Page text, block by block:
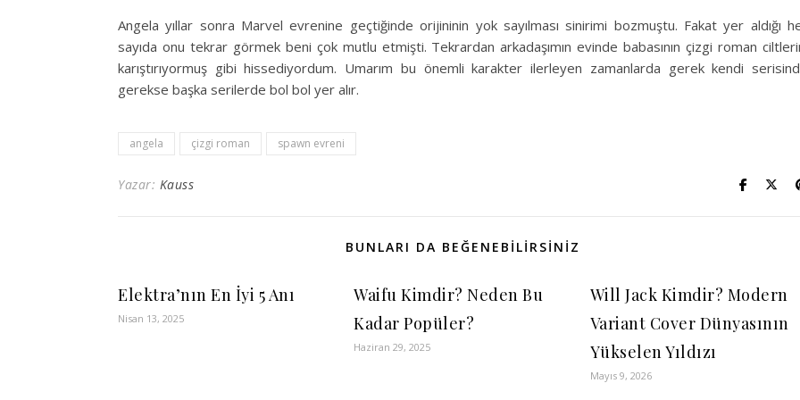
Angela yıllar sonra Marvel evrenine geçtiğinde orijininin yok sayılması sinirimi bozmuştu. Fakat yer aldığı
sayıda onu tekrar görmek beni çok mutlu etmişti. Tekrardan arkadaşımın evinde babasının çizgi roman
karıştırıyormuş gibi hissediyordum. Umarım bu önemli karakter ilerleyen zamanlarda gerek kendi
gerekse başka serilerde bol bol yer alır.
angela çizgi roman spawn evreni
Yazar: Kauss
BUNLARI DA BEĞENEBILIRSINIZ
Elektra’nın En İyi 5 Anı
Nisan 13, 2025
Waifu Kimdir? Neden Bu
Kadar Popüler?
Haziran 29, 2025
Will Jack Kimdir? Modern
Variant Cover Dünyasının
Yükselen Yıldızı
Mayıs 9, 2026